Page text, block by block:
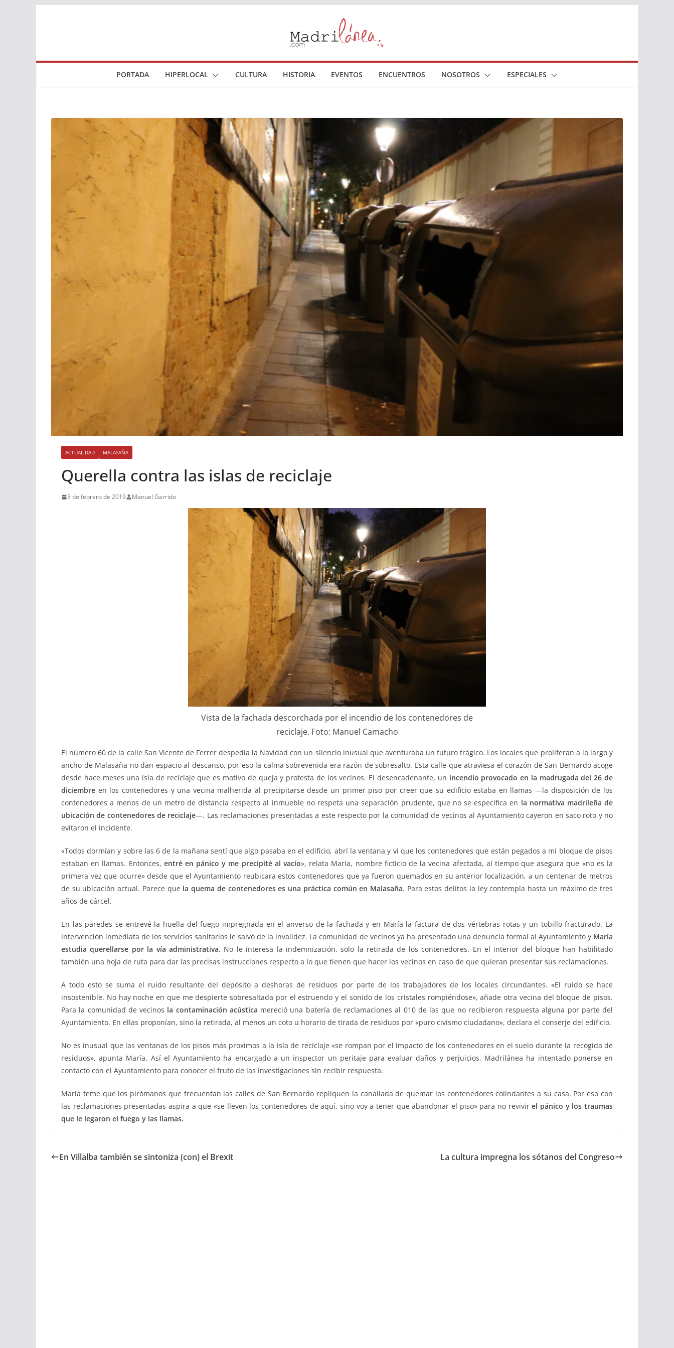
PORTADA HIPERLOCAL CULTURA HISTORIA EVENTOS ENCUENTROS NOSOTROS ESPECIALES
ACTUALIDAD MALASAÑA
Querella contra las islas de reciclaje
3 de febrero de 2019 Manuel Garrido
Vista de la fachada descorchada por el incendio de los contenedores de
reciclaje. Foto: Manuel Camacho
El número 60 de la calle San Vicente de Ferrer despedía la Navidad con un silencio inusual que aventuraba un futuro trágico. Los locales que proliferan a lo largo y
ancho de Malasaña no dan espacio al descanso, por eso la calma sobrevenida era razón de sobresalto. Esta calle que atraviesa el corazón de San Bernardo acoge
desde hace meses una isla de reciclaje que es motivo de queja y protesta de los vecinos. El desencadenante, un incendio provocado en la madrugada del 26 de
diciembre en los contenedores y una vecina malherida al precipitarse desde un primer piso por creer que su edificio estaba en llamas —la disposición de los
contenedores a menos de un metro de distancia respecto al inmueble no respeta una separación prudente, que no se especifica en la normativa madrileña de
ubicación de contenedores de reciclaje—. Las reclamaciones presentadas a este respecto por la comunidad de vecinos al Ayuntamiento cayeron en saco roto y no
evitaron el incidente.
«Todos dormían y sobre las 6 de la mañana sentí que algo pasaba en el edificio, abrí la ventana y vi que los contenedores que están pegados a mi bloque de pisos
estaban en llamas. Entonces, entré en pánico y me precipité al vacío», relata María, nombre ficticio de la vecina afectada, al tiempo que asegura que «no es la
primera vez que ocurre» desde que el Ayuntamiento reubicara estos contenedores que ya fueron quemados en su anterior localización, a un centenar de metros
de su ubicación actual. Parece que la quema de contenedores es una práctica común en Malasaña. Para estos delitos la ley contempla hasta un máximo de tres
años de cárcel.
En las paredes se entrevé la huella del fuego impregnada en el anverso de la fachada y en María la factura de dos vértebras rotas y un tobillo fracturado. La
intervención inmediata de los servicios sanitarios le salvó de la invalidez. La comunidad de vecinos ya ha presentado una denuncia formal al Ayuntamiento y María
estudia querellarse por la vía administrativa. No le interesa la indemnización, solo la retirada de los contenedores. En el interior del bloque han habilitado
también una hoja de ruta para dar las precisas instrucciones respecto a lo que tienen que hacer los vecinos en caso de que quieran presentar sus reclamaciones.
A todo esto se suma el ruido resultante del depósito a deshoras de residuos por parte de los trabajadores de los locales circundantes. «El ruido se hace
insostenible. No hay noche en que me despierte sobresaltada por el estruendo y el sonido de los cristales rompiéndose», añade otra vecina del bloque de pisos.
Para la comunidad de vecinos la contaminación acústica mereció una batería de reclamaciones al 010 de las que no recibieron respuesta alguna por parte del
Ayuntamiento. En ellas proponían, sino la retirada, al menos un coto u horario de tirada de residuos por «puro civismo ciudadano», declara el conserje del edificio.
No es inusual que las ventanas de los pisos más proximos a la isla de reciclaje «se rompan por el impacto de los contenedores en el suelo durante la recogida de
residuos», apunta María. Así el Ayuntamiento ha encargado a un inspector un peritaje para evaluar daños y perjuicios. Madrilánea ha intentado ponerse en
contacto con el Ayuntamiento para conocer el fruto de las investigaciones sin recibir respuesta.
María teme que los pirómanos que frecuentan las calles de San Bernardo repliquen la canallada de quemar los contenedores colindantes a su casa. Por eso con
las reclamaciones presentadas aspira a que «se lleven los contenedores de aquí, sino voy a tener que abandonar el piso» para no revivirel pánico y los traumas
que le legaron el fuego y las llamas.
En Villalba también se sintoniza (con) el Brexit La cultura impregna los sótanos del Congreso